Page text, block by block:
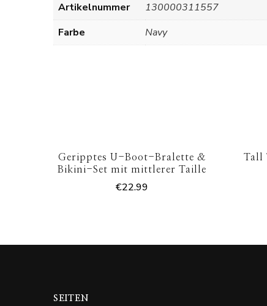
Artikelnummer
130000311557
Farbe
Navy
Geripptes U-Boot-Bralette &
Bikini-Set mit mittlerer Taille
€22.99
Tall
SEITEN